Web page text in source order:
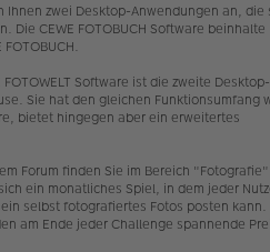
Ihnen zwei Desktop-Anwendungen an, die
Die CEWE FOTOBUCH Software beinhalte
FOTOWELT Software ist die zweite Desktop-
Sie hat den gleichen Funktionsumfang
bietet hingegen aber ein erweitertes
Forum finden Sie im Bereich
ein monatliches Spiel, in dem jeder
selbst fotografiertes Fotos posten kann.
am Ende jeder Challenge spannende